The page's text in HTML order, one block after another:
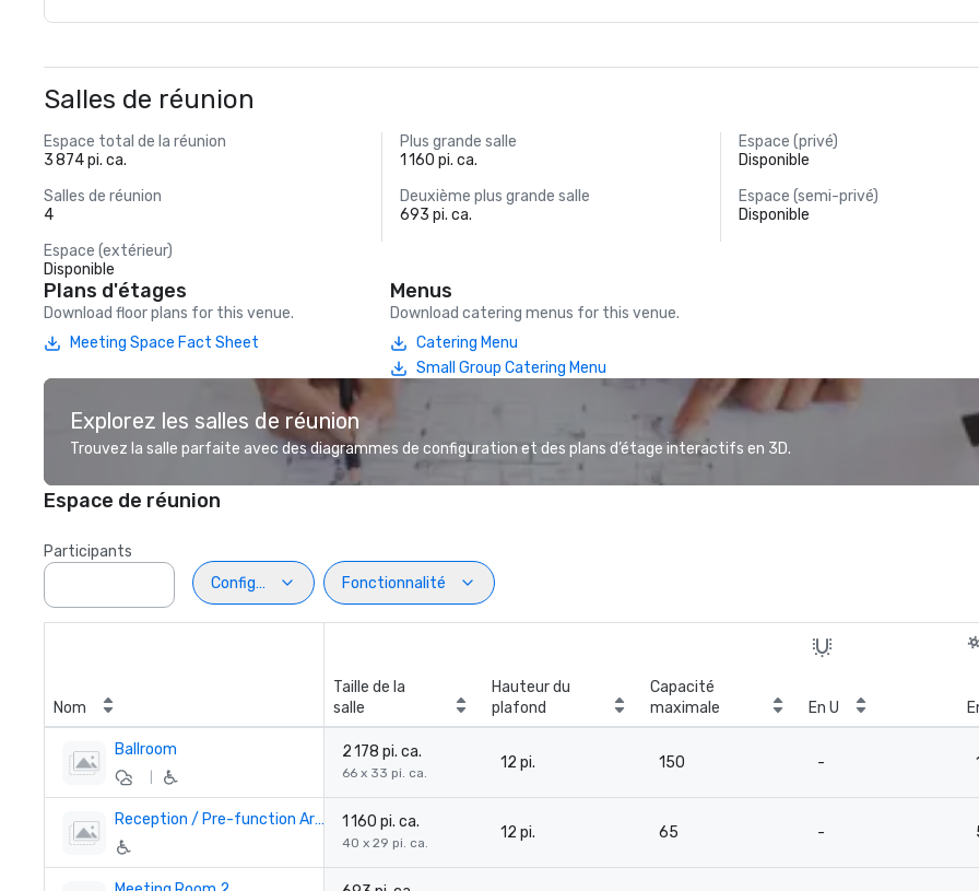
Salles de réunion
Espace total de la réunion
3 874 pi. ca.
Plus grande salle
1 160 pi. ca.
Espace (privé)
Disponible
Salles de réunion
4
Deuxième plus grande salle
693 pi. ca.
Espace (semi-privé)
Disponible
Espace (extérieur)
Disponible
Plans d'étages
Download floor plans for this venue.
Meeting Space Fact Sheet
Menus
Download catering menus for this venue.
Catering Menu
Small Group Catering Menu
Explorez les salles de réunion
Trouvez la salle parfaite avec des diagrammes de configuration et des plans d’étage interactifs en 3D.
Espace de réunion
Participants
Configuration
Fonctionnalité
Nom
Taille de la
salle
Hauteur du
plafond
Capacité
maximale
En U
Ballroom 2 178 pi. ca.
66 x 33 pi. ca.
12 pi. 150 -
Reception / Pre-function Area 1 160 pi. ca.
40 x 29 pi. ca.
12 pi. 65 -